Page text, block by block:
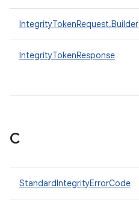
IntegrityTokenRequest.Builder
IntegrityTokenResponse
С
StandardIntegrityErrorCode